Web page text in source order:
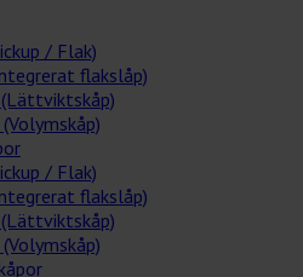
/ Flak)
flakslåp)
(Lättviktskåp)
/ Flak)
flakslåp)
(Lättviktskåp)